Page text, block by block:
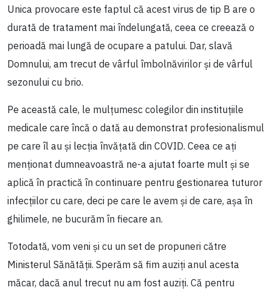
Unica provocare este faptul că acest virus de tip B are o
durată de tratament mai îndelungată, ceea ce creează o
perioadă mai lungă de ocupare a patului. Dar, slavă
Domnului, am trecut de vârful îmbolnăvirilor și de vârful
sezonului cu brio.
Pe această cale, le mulțumesc colegilor din instituțiile
medicale care încă o dată au demonstrat profesionalismul
pe care îl au și lecția învățată din COVID. Ceea ce ați
menționat dumneavoastră ne-a ajutat foarte mult și se
aplică în practică în continuare pentru gestionarea tuturor
infecțiilor cu care, deci pe care le avem și de care, așa în
ghilimele, ne bucurăm în fiecare an.
Totodată, vom veni și cu un set de propuneri către
Ministerul Sănătății. Sperăm să fim auziți anul acesta
măcar, dacă anul trecut nu am fost auziți. Că pentru